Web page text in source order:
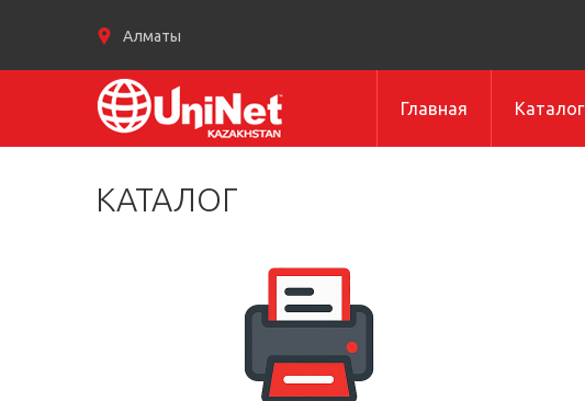
Алматы
Главная Каталог
КАТАЛОГ